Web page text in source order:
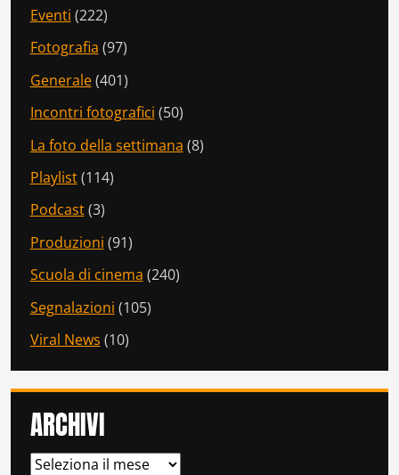
Eventi (222)
Fotografia (97)
Generale(401)
Incontri fotografici (50)
La foto della settimana (8)
Playlist(114)
Podcast(3)
Produzioni (91)
Scuola di cinema (240)
Segnalazioni (105)
Viral News (10)
ARCHIVI
ARCHIVI